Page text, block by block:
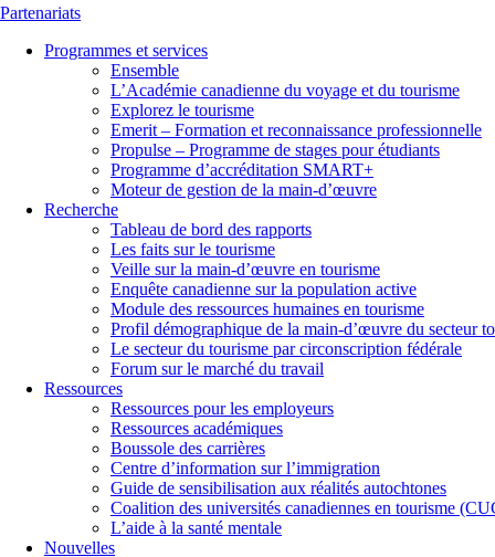
Partenariats
Programmes et services
Ensemble
L’Académie canadienne du voyage et du tourisme
Explorez le tourisme
Emerit – Formation et reconnaissance professionnelle
Propulse – Programme de stages pour étudiants
Programme d’accréditation SMART+
Moteur de gestion de la main-d’œuvre
Recherche
Tableau de bord des rapports
Les faits sur le tourisme
Veille sur la main-d’œuvre en tourisme
Enquête canadienne sur la population active
Module des ressources humaines en tourisme
Profil démographique de la main-d’œuvre du secteur
Le secteur du tourisme par circonscription fédérale
Forum sur le marché du travail
Ressources
Ressources pour les employeurs
Ressources académiques
Boussole des carrières
Centre d’information sur l’immigration
Guide de sensibilisation aux réalités autochtones
Coalition des universités canadiennes en tourisme
L’aide à la santé mentale
Nouvelles